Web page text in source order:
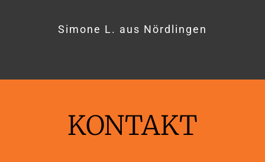
Simone L. aus Nördlingen
KONTAKT